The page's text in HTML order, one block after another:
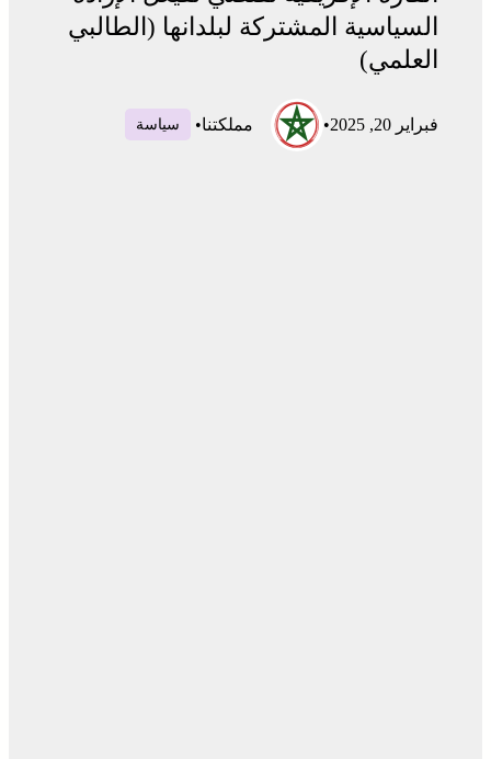
السياسية المشتركة لبلدانها (الطالبي
العلمي)
فبراير 20, 2025 • مملكتنا• سياسة